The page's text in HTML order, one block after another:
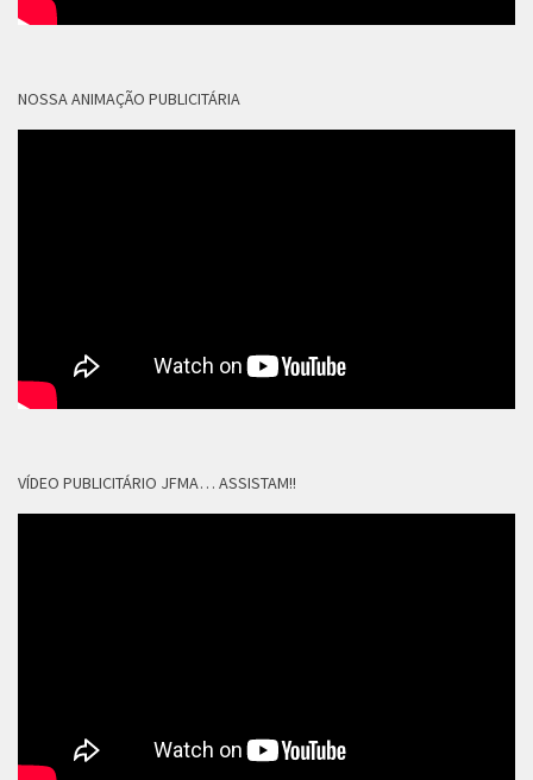
NOSSA ANIMAÇÃO PUBLICITÁRIA
VÍDEO PUBLICITÁRIO JFMA… ASSISTAM!!